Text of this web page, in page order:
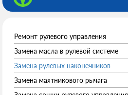
Ремонт рулевого управления
Замена масла в рулевой системе
Замена рулевых наконечников
Замена маятникового рычага